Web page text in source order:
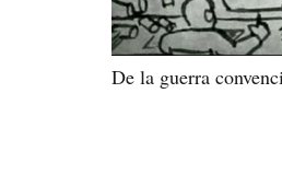
De la guerra